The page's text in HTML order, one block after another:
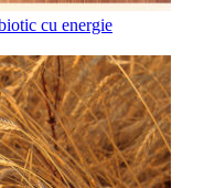
cu energie